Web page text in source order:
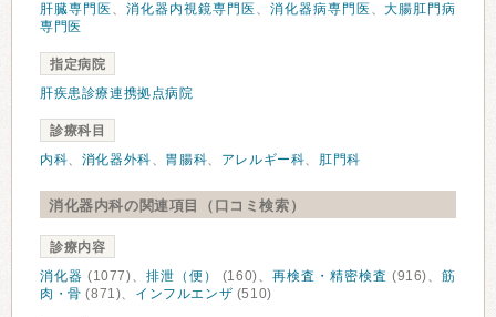
肝臓専門医 、 消化器内視鏡専門医 、 消化器病専門医 、大腸肛門病
専門医
指定病院
肝疾患診療連携拠点病院
診療科目
内科、 消化器外科、 胃腸科、 アレルギー科、 肛門科
消化器内科の関連項目（口コミ検索）
診療内容
消化器 (1077)、 排泄（便） (160)、再検査・精密検査 (916)、筋
肉・骨 (871)、 インフルエンザ (510)